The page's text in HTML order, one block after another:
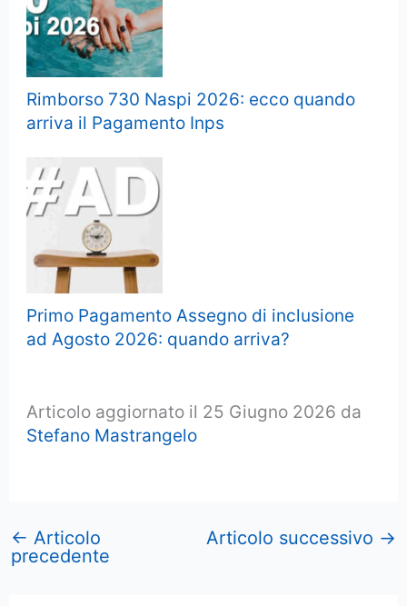
Rimborso 730 Naspi 2026: ecco quando
arriva il Pagamento Inps
Primo Pagamento Assegno di inclusione
ad Agosto 2026: quando arriva?
Articolo aggiornato il 25 Giugno 2026 da
Stefano Mastrangelo
← Articolo
precedente
Articolo successivo →